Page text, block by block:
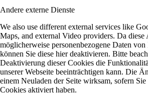
Andere externe Dienste
We also use different external services like
Maps, and external Video providers. Da diese
möglicherweise personenbezogene Daten von
können Sie diese hier deaktivieren. Bitte
Deaktivierung dieser Cookies die
unserer Webseite beeinträchtigen kann. Die
einem Neuladen der Seite wirksam, sofern
Cookies aktiviert haben.